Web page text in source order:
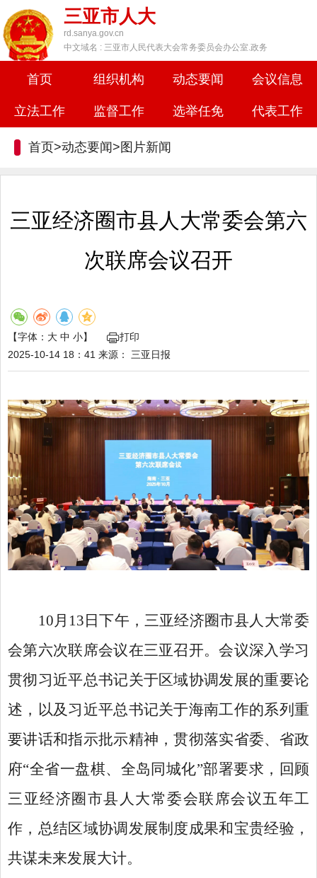
三亚市人大
rd.sanya.gov.cn
中文域名 : 三亚市人民代表大会常务委员会办公室.政务
首页 组织机构 动态要闻 会议信息
立法工作 监督工作 选举任免 代表工作
首页>动态要闻> 图片新闻
三亚经济圈市县人大常委会第六
次联席会议召开
【字体： 大 中 小】
打印
2025-10-14 18：41 来源： 三亚日报
10月13日下午，三亚经济圈市县人大常委
会第六次联席会议在三亚召开。会议深入学习
贯彻习近平总书记关于区域协调发展的重要论
述，以及习近平总书记关于海南工作的系列重
要讲话和指示批示精神，贯彻落实省委、省政
府“全省一盘棋、全岛同城化”部署要求，回顾
三亚经济圈市县人大常委会联席会议五年工
作，总结区域协调发展制度成果和宝贵经验，
共谋未来发展大计。